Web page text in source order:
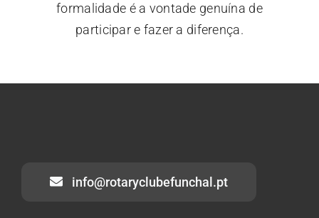
formalidade é a vontade genuína de
participar e fazer a diferença.
info@rotaryclubefunchal.pt